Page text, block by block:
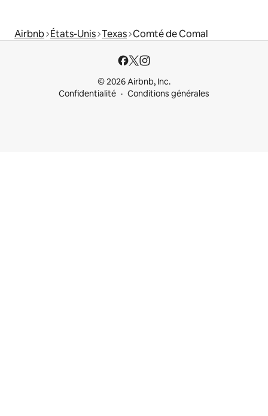
Airbnb États-Unis Texas Comté de Comal
© 2026 Airbnb, Inc.
Confidentialité
Conditions générales